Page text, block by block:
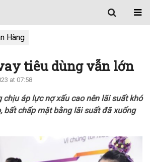
Hàng
tiêu dùng vẫn lớn
at 07:58
chịu áp lực nợ xấu cao nên lãi suất khó
bất chấp mặt bằng lãi suất đã xuống